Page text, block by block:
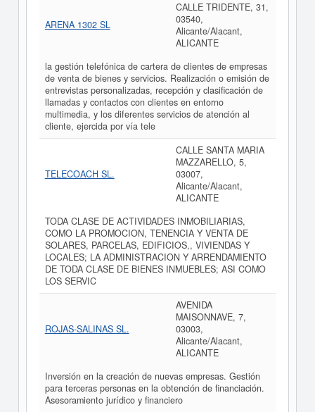
ARENA 1302 SL
CALLE TRIDENTE, 31,
03540,
Alicante/Alacant,
ALICANTE
la gestión telefónica de cartera de clientes de empresas
de venta de bienes y servicios. Realización o emisión de
entrevistas personalizadas, recepción y clasificación de
llamadas y contactos con clientes en entorno
multimedia, y los diferentes servicios de atención al
cliente, ejercida por vía tele
TELECOACH SL.
CALLE SANTA MARIA
MAZZARELLO, 5,
03007,
Alicante/Alacant,
ALICANTE
TODA CLASE DE ACTIVIDADES INMOBILIARIAS,
COMO LA PROMOCION, TENENCIA Y VENTA DE
SOLARES, PARCELAS, EDIFICIOS,, VIVIENDAS Y
LOCALES; LA ADMINISTRACION Y ARRENDAMIENTO
DE TODA CLASE DE BIENES INMUEBLES; ASI COMO
LOS SERVIC
ROJAS-SALINAS SL.
AVENIDA
MAISONNAVE, 7,
03003,
Alicante/Alacant,
ALICANTE
Inversión en la creación de nuevas empresas. Gestión
para terceras personas en la obtención de financiación.
Asesoramiento jurídico y financiero